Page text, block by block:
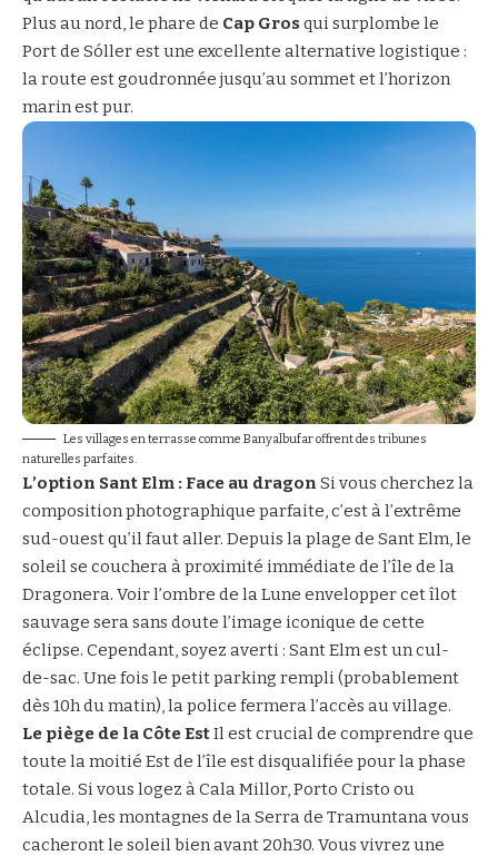
Plus au nord, le phare de Cap Grosqui surplombe le
Port de Sóller est une excellente alternative logistique :
la route est goudronnée jusqu’au sommet et l’horizon
marin est pur.
Les villages en terrasse comme Banyalbufar offrent des tribunes
naturelles parfaites.
L’option Sant Elm : Face au dragon Si vous cherchez la
composition photographique parfaite, c’est à l’extrême
sud-ouest qu’il faut aller. Depuis la plage de Sant Elm, le
soleil se couchera à proximité immédiate de l’île de la
Dragonera. Voir l’ombre de la Lune envelopper cet îlot
sauvage sera sans doute l’image iconique de cette
éclipse. Cependant, soyez averti : Sant Elm est un cul-
de-sac. Une fois le petit parking rempli (probablement
dès 10h du matin), la police fermera l’accès au village.
Le piège de la Côte EstIl est crucial de comprendre que
toute la moitié Est de l’île est disqualifiée pour la phase
totale. Si vous logez à Cala Millor, Porto Cristo ou
Alcudia, les montagnes de la Serra de Tramuntana vous
cacheront le soleil bien avant 20h30. Vous vivrez une